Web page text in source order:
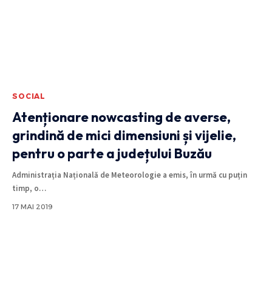
SOCIAL
Atenționare nowcasting de averse,
grindină de mici dimensiuni și vijelie,
pentru o parte a județului Buzău
Administrația Națională de Meteorologie a emis, în urmă cu puțin
timp, o…
17 MAI 2019